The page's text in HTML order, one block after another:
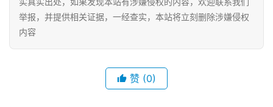
举报，并提供相关证据，一经查实，本站将立刻删除涉嫌侵权
内容
赞 (0)